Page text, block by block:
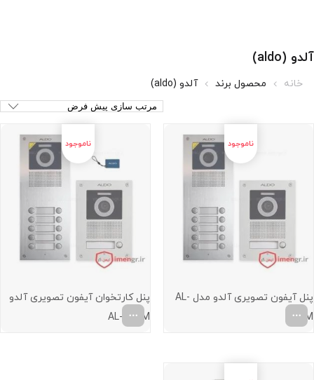
آلدو (aldo)
خانه محصول برند آلدو (aldo)
پنل آیفون تصویری آلدو مدل AL-
4UCM
پنل کارتخوان آیفون تصویری آلدو
AL-4UCM